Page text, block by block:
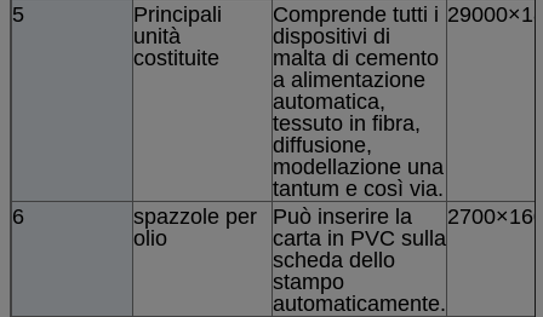
5
Principali
unità
costituite
Comprende tutti i
dispositivi di
malta di cemento
a alimentazione
automatica,
tessuto in fibra,
diffusione,
modellazione una
tantum e così via.
6
spazzole per
olio
Può inserire la
carta in PVC sulla
scheda dello
stampo
automaticamente.